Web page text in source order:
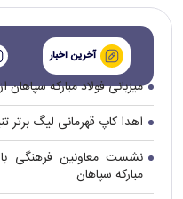
آخرین اخبار
میزبانی فولاد مبارکه
اهدا کاپ قهرمانی لیگ
نشست معاونین فرهنگی
مبارکه سپاهان